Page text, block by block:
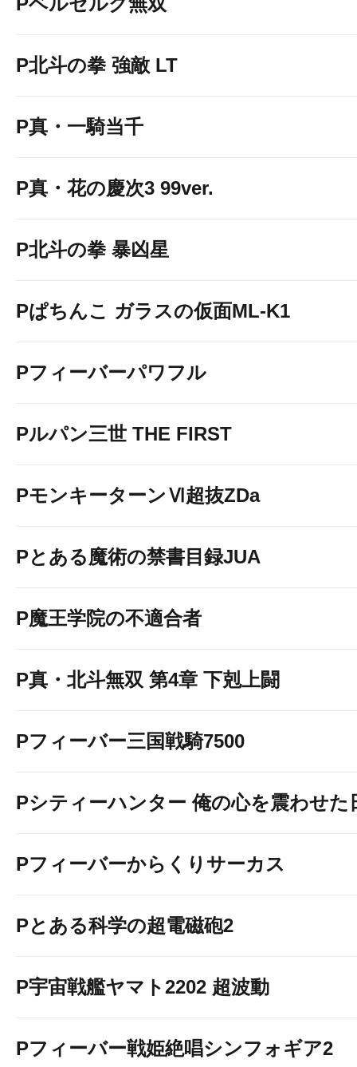
P北斗の拳 強敵 LT
P真・一騎当千
P真・花の慶次3 99ver.
P北斗の拳 暴凶星
Pぱちんこ ガラスの仮面ML-K1
Pフィーバーパワフル
Pルパン三世 THE FIRST
PモンキーターンⅥ超抜ZDa
Pとある魔術の禁書目録JUA
P魔王学院の不適合者
P真・北斗無双 第4章 下剋上闘
Pフィーバー三国戦騎7500
Pシティーハンター 俺の心を震わせた
Pフィーバーからくりサーカス
Pとある科学の超電磁砲2
P宇宙戦艦ヤマト2202 超波動
Pフィーバー戦姫絶唱シンフォギア2